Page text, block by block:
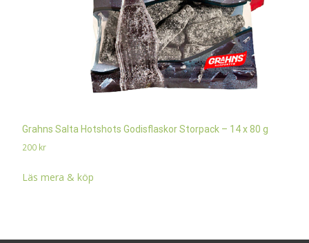
Grahns Salta Hotshots Godisflaskor Storpack – 14 x 80 g
200 kr
Läs mera & köp